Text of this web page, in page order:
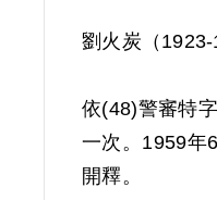
劉火炭（1923-
依(48)警審特
一次。1959年
開釋。